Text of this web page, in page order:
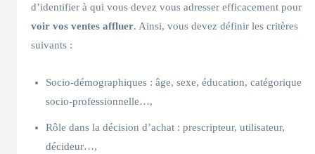
d’identifier à qui vous devez vous adresser efficacement pour
voir vos ventes affluer. Ainsi, vous devez définir les critères
suivants :
Socio-démographiques : âge, sexe, éducation, catégorique
socio-professionnelle…,
Rôle dans la décision d’achat : prescripteur, utilisateur,
décideur…,